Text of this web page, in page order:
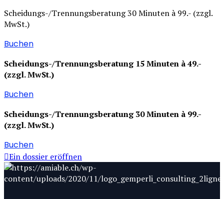
Scheidungs-/Trennungsberatung 30 Minuten à 99.- (zzgl.
MwSt.)
Buchen
Scheidungs-/Trennungsberatung 15 Minuten à 49.-
(zzgl. MwSt.)
Buchen
Scheidungs-/Trennungsberatung 30 Minuten à 99.-
(zzgl. MwSt.)
Buchen
Ein dossier eröffnen